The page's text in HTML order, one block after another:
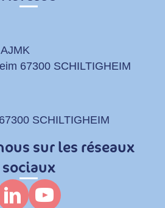
67300 SCHILTIGHEIM
SCHILTIGHEIM
sur les réseaux
sociaux